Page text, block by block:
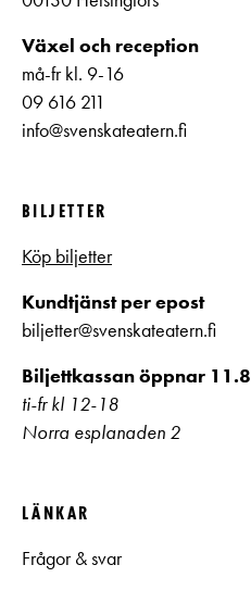
Växel och reception
må-fr kl. 9-16
09 616 211
info@svenskateatern.fi
BILJETTER
Köp biljetter
Kundtjänst per epost
biljetter@svenskateatern.fi
Biljettkassan öppnar 11.8
ti-fr kl 12-18
Norra esplanaden 2
LÄNKAR
Frågor & svar